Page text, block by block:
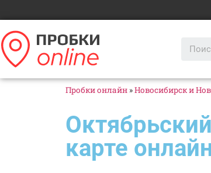
Пробки онлайн »Новосибирск и
карте